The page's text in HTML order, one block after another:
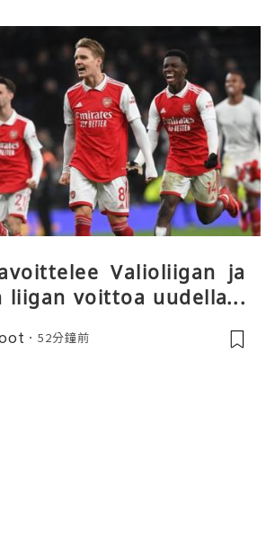
Valioliigan ja
liigan voittoa uudella k
52分鐘前